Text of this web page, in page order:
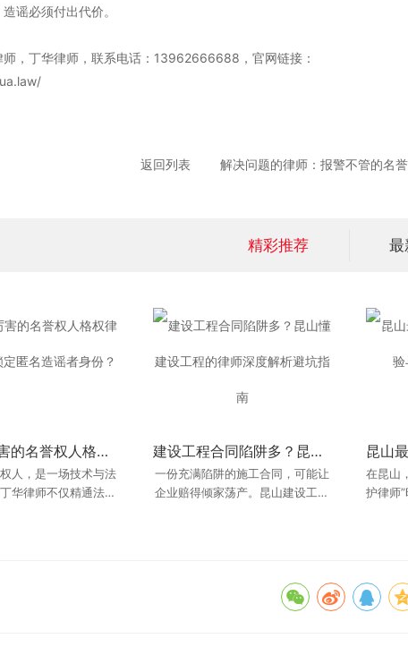
谣必须付出代价。
，丁华律师，联系电话：13962666688，官网链接：
返回列表
精彩推荐 最
昆山最厉害的名誉权人格权律师：如何锁定匿名造谣者身份？
人，是一场技术与法
华律师不仅精通法律
建设工程合同陷阱多？昆山懂建设工程的律师深度解析避坑指南
一份充满陷阱的施工合同，可能让
企业赔得倾家荡产。昆山建设工程
在昆山
护律师
工程质量纠纷如何认定？昆山最好的建设工程律师案例实录
设工程的生命线，也
区。一旦发生质量问
昆山最好的人身损害律师是谁？真实案例为您揭秘
昆山最好的人身损害律师是谁？这
是许多遭遇意外伤害的当事人在网
昆山花
荐咨询